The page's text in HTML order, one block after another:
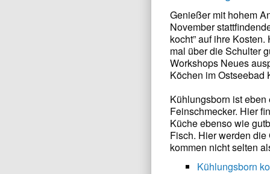
Genießer mit hohem
November
kocht” auf ihre
mal über die Schulter
Workshops Neues
Köchen im Ostseebad
Kühlungsborn ist
Feinschmecker. Hier
Küche ebenso wie
Fisch. Hier werden
kommen nicht selten
Kühlungsborn